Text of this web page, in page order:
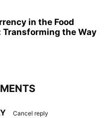
in the Food
Transforming the Way
Cancel reply